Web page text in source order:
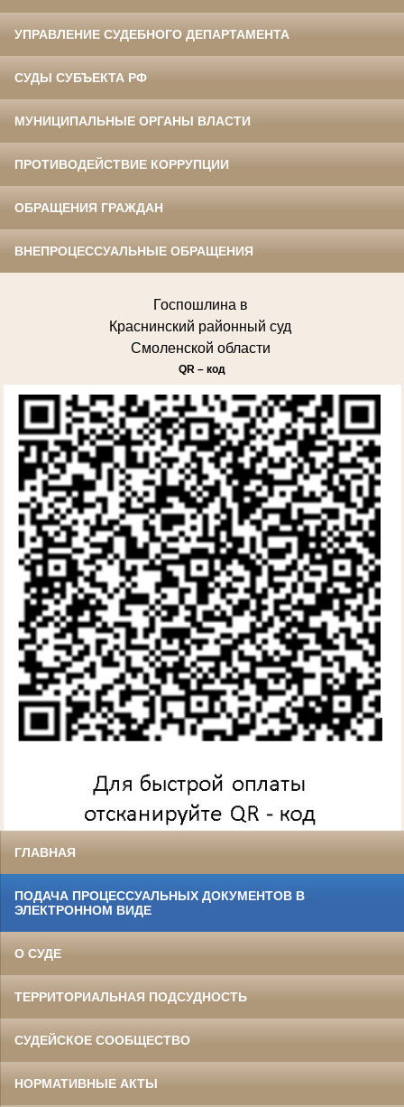
УПРАВЛЕНИЕ СУДЕБНОГО ДЕПАРТАМЕНТА
СУДЫ СУБЪЕКТА РФ
МУНИЦИПАЛЬНЫЕ ОРГАНЫ ВЛАСТИ
ПРОТИВОДЕЙСТВИЕ КОРРУПЦИИ
ОБРАЩЕНИЯ ГРАЖДАН
ВНЕПРОЦЕССУАЛЬНЫЕ ОБРАЩЕНИЯ
Госпошлина в
Краснинский районный суд
Смоленской области
QR – код
ГЛАВНАЯ
ПОДАЧА ПРОЦЕССУАЛЬНЫХ ДОКУМЕНТОВ В
ЭЛЕКТРОННОМ ВИДЕ
О СУДЕ
ТЕРРИТОРИАЛЬНАЯ ПОДСУДНОСТЬ
СУДЕЙСКОЕ СООБЩЕСТВО
НОРМАТИВНЫЕ АКТЫ